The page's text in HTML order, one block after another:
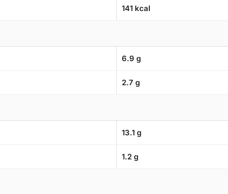
141 kcal
6.9 g
2.7 g
13.1 g
1.2 g